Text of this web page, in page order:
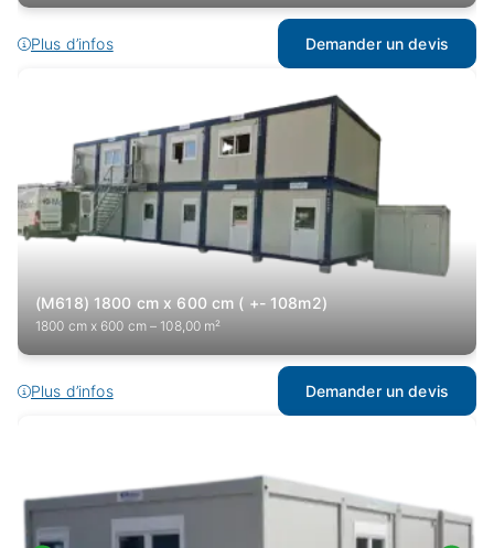
Plus d’infos Demander un devis
(M618) 1800 cm x 600 cm ( +- 108m2)
1800 cm x 600 cm – 108,00 m²
Plus d’infos Demander un devis